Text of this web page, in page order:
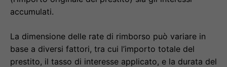
accumulati.
La dimensione delle rate di rimborso può variare in
base a diversi fattori, tra cui l’importo totale del
prestito, il tasso di interesse applicato, e la durata del